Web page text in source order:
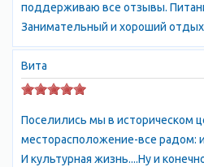
морем на теплоходе или на
Ялтинскому городскому совету.
берегу Крыма (протяженность 4,5
которой имеет автобусное и
Крыма и другими населенными
автотрассами Севастополь -
поддерживаю все отзывы.
Занимательный и хороший отдых
Вита
Поселились мы в историческом
месторасположение-все радом:
И культурная жизнь....Ну и